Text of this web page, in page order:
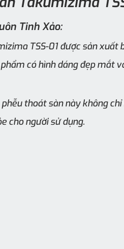
Tinh Xảo:
TSS-01 được sản xuất
có hình dáng đẹp mắt
thoát sàn này không
cho người sử dụng.